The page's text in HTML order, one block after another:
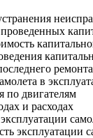
проведенных
ремонта
в
по двигателям
и расходах
эксплуатации